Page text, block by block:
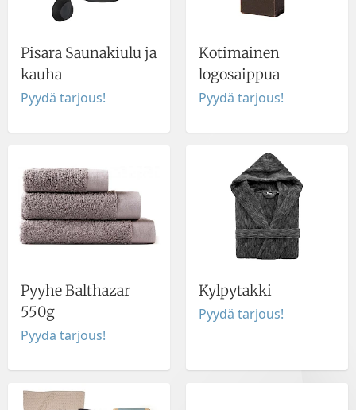
Pisara Saunakiulu ja
kauha
Pyydä tarjous!
Kotimainen
logosaippua
Pyydä tarjous!
Pyyhe Balthazar
550g
Pyydä tarjous!
Kylpytakki
Pyydä tarjous!